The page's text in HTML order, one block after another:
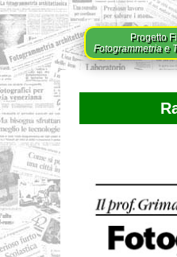
Progetto
Fotogrammetria e